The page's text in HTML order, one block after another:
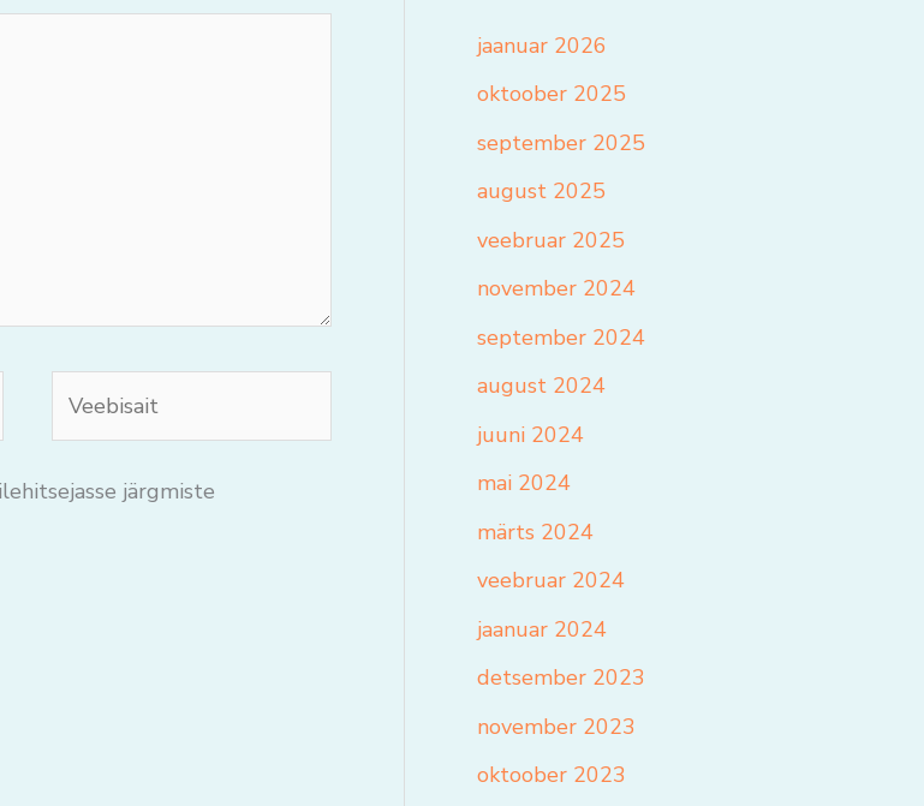
järgmiste
jaanuar 2026
oktoober 2025
september 2025
august 2025
veebruar 2025
november 2024
september 2024
august 2024
juuni 2024
mai 2024
märts 2024
veebruar 2024
jaanuar 2024
detsember 2023
november 2023
oktoober 2023